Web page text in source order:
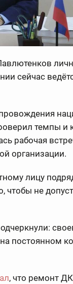
сейчас
темпы и
рабочая
организации.
лицу
чтобы не
постоянном
, что ремонт